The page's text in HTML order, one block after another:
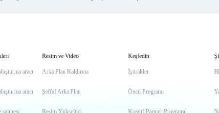
aracı
aracı
sahnesi
Resim ve Video
Arka Plan Kaldırma
Şeffaf Arka Plan
Resim Yükseltici
Keşfedin
İştirakler
Öncü Programı
Kreatif Partner Programı